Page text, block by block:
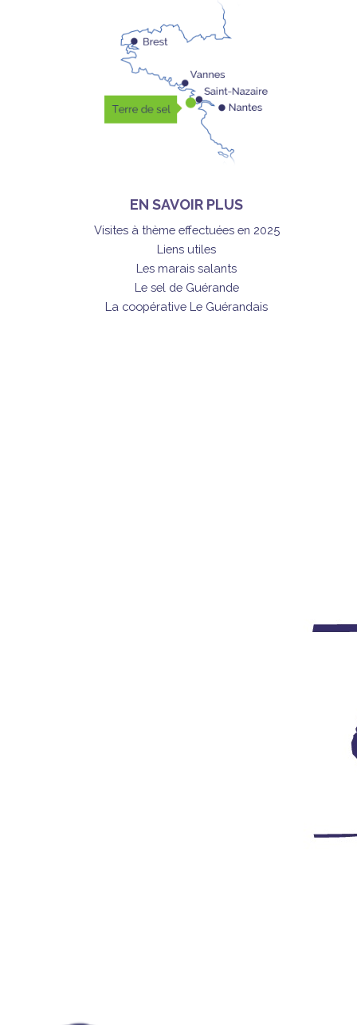
EN SAVOIR PLUS
Visites à thème effectuées en 2025
Liens utiles
Les marais salants
Le sel de Guérande
La coopérative Le Guérandais